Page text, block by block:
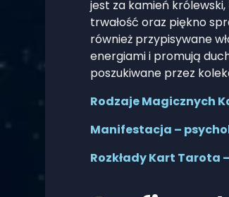
jest za kamień
trwałość oraz piękno
również przypisywane
energiami i promują
poszukiwane przez
Rodzaje Magicznych
Manifestacja –
Rozkłady Kart Tarota